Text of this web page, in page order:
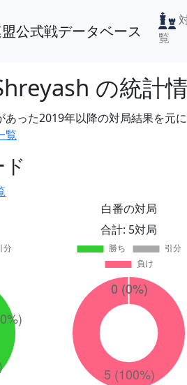
公式戦データベース
覧
の統計
あった2019年以降の対局結果を元
覧
白番の対局
合計: 5対局